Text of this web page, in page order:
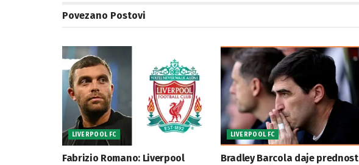
Povezano Postovi
LIVERPOOL FC
Fabrizio Romano: Liverpool
LIVERPOOL FC
Bradley Barcola daje prednost